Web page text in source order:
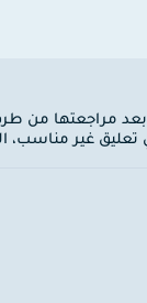
بعد مراجعتها من
تعليق غير